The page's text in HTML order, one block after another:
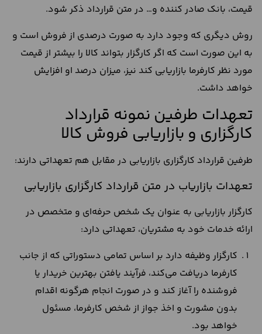
قیمت، بانک صادر کننده و… در متن قرارداد ذکر شود.
روش دیگری که وجود دارد به صورت درصدی از فروش است و
به این صورت است که اگر کارگزار بتواند کالا را بیشتر از قیمت
مورد نظر کارفرما بازاریابی کند نیز، میزان درصد او افزایش
خواهد داشت.
تعهدات طرفین نمونه قرارداد
کارگزاری و بازاریابی فروش کالا
طرفین قرارداد کارگزاری بازاریابی در مقابل هم تعهداتی دارند:
تعهدات بازاریاب در متن قرارداد کارگزاری بازاریابی
کارگزار بازاریابی به عنوان یک شخص حرفه‌ای و متخصص در
ارائه خدمات خود به مشتریان، تعهداتی دارد:
کارگزار وظیفه دارد بر اساس تمامی دستوراتی که از جانب
کارفرما دریافت می‌کند، فرآیند یافتن بهترین خریدار یا
فروشنده را آغاز کند و در صورت انجام هرگونه اقدام
بدون مشورت و اخذ جواز از شخص کارفرما، مسئول
خواهد بود.